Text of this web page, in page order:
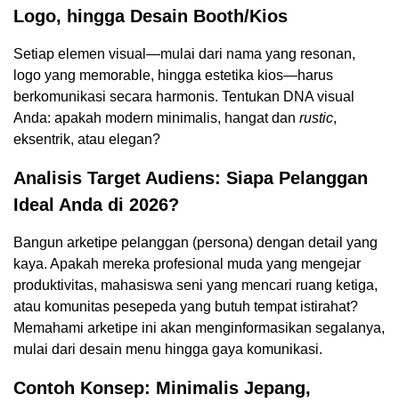
Logo, hingga Desain Booth/Kios
Setiap elemen visual—mulai dari nama yang resonan,
logo yang memorable, hingga estetika kios—harus
berkomunikasi secara harmonis. Tentukan DNA visual
Anda: apakah modern minimalis, hangat dan rustic,
eksentrik, atau elegan?
Analisis Target Audiens: Siapa Pelanggan
Ideal Anda di 2026?
Bangun arketipe pelanggan (persona) dengan detail yang
kaya. Apakah mereka profesional muda yang mengejar
produktivitas, mahasiswa seni yang mencari ruang ketiga,
atau komunitas pesepeda yang butuh tempat istirahat?
Memahami arketipe ini akan menginformasikan segalanya,
mulai dari desain menu hingga gaya komunikasi.
Contoh Konsep: Minimalis Jepang,